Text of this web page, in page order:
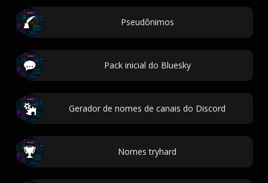
Pseudônimos
Pack inicial do Bluesky
Gerador de nomes de canais do Discord
Nomes tryhard